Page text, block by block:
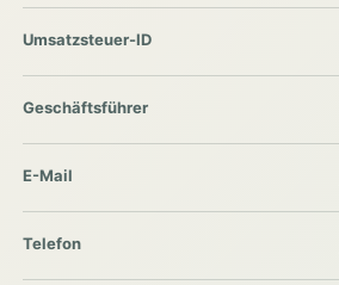
Umsatzsteuer-ID
Geschäftsführer
E-Mail
Telefon